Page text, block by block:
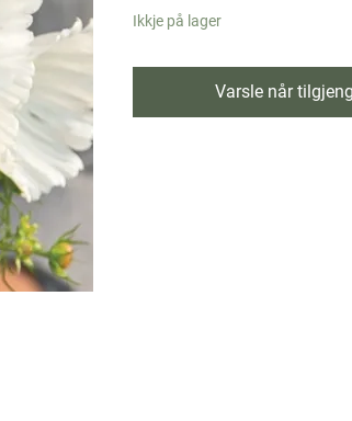
Ikkje på lager
Varsle når